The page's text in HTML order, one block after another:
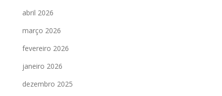
abril 2026
março 2026
fevereiro 2026
janeiro 2026
dezembro 2025